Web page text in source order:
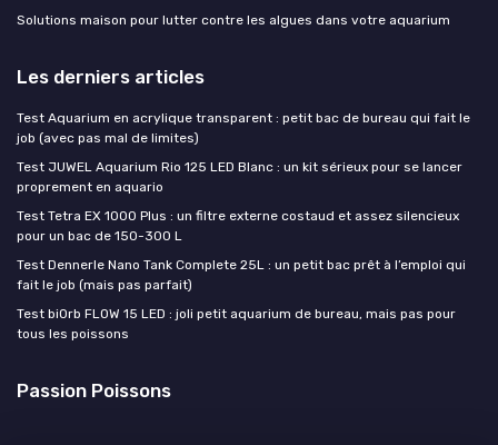
Solutions maison pour lutter contre les algues dans votre aquarium
Les derniers articles
Test Aquarium en acrylique transparent : petit bac de bureau qui fait le
job (avec pas mal de limites)
Test JUWEL Aquarium Rio 125 LED Blanc : un kit sérieux pour se lancer
proprement en aquario
Test Tetra EX 1000 Plus : un filtre externe costaud et assez silencieux
pour un bac de 150-300 L
Test Dennerle Nano Tank Complete 25L : un petit bac prêt à l’emploi qui
fait le job (mais pas parfait)
Test biOrb FLOW 15 LED : joli petit aquarium de bureau, mais pas pour
tous les poissons
Passion Poissons